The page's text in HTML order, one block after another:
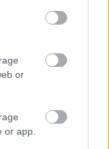
or
or app.
kilátástalan
portálok a